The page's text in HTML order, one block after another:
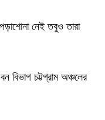
নেই তবুও তারা
বিভাগ চট্টগ্রাম অঞ্চলের